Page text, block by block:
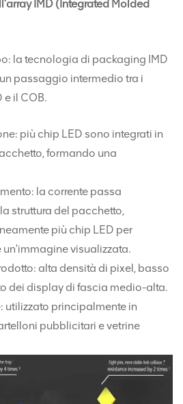
IMD (Integrated Molded
la tecnologia di packaging IMD
passaggio intermedio tra i
il COB.
più chip LED sono integrati in
formando una
la corrente passa
struttura del pacchetto,
più chip LED per
un'immagine visualizzata.
alta densità di pixel, basso
dei display di fascia medio-alta.
utilizzato principalmente in
pubblicitari e vetrine